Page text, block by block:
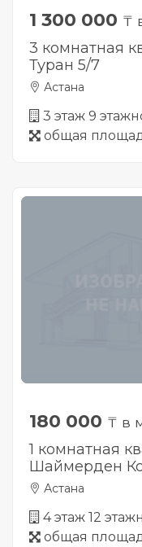
1 300 000 ₸
3 комнатная
Туран 5/7
Астана
3 этаж 9
общая
180 000 ₸ в
1 комнатная
Шаймерден
Астана
4 этаж 12
общая